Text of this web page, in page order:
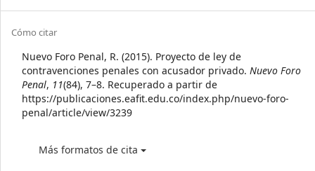
Article
Details
Cómo citar
Nuevo Foro Penal, R. (2015). Proyecto de ley de
contravenciones penales con acusador privado. Nuevo Foro
Penal, 11(84), 7–8. Recuperado a partir de
https://publicaciones.eafit.edu.co/index.php/nuevo-foro-
penal/article/view/3239
Más formatos de cita